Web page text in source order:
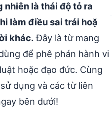
nhiên là thái độ tỏ ra
làm điều sai trái hoặc
khác.Đây là từ mang
để phê phán hành vi
hoặc đạo đức. Cùng
dụng và các từ liên
bên dưới!